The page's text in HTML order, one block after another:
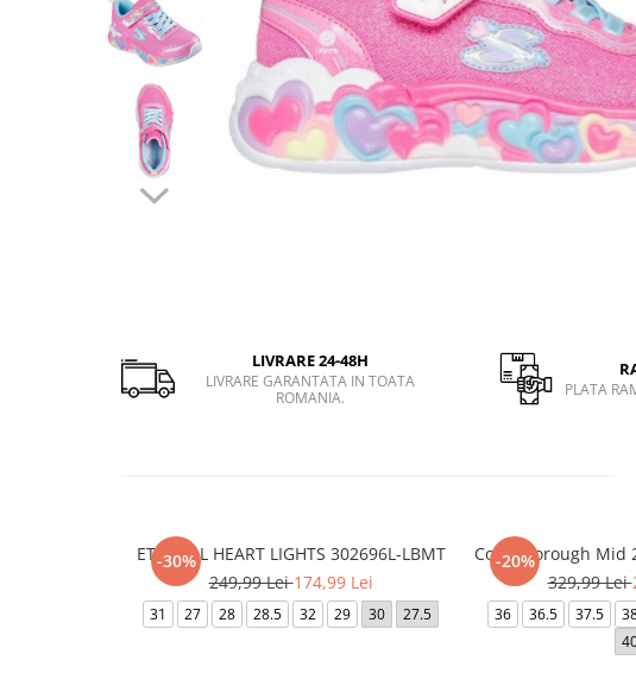
Slapi barbati
Pantofi sport femei
Sandale & Slapi copii
LIVRARE 24-48H
LIVRARE GARANTATA IN TOATA
ROMANIA.
PLATA
-30%
ETERNAL HEART LIGHTS 302696L-LBMT
249,99 Lei174,99 Lei
31 27 28 28.5 32 29 30 27.5
-20%
Court Borough Mid
329,99 Lei
36 36.5 37.5